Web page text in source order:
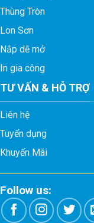
Thùng Tròn
Lon Sơn
Nắp dễ mở
In gia công
TƯ VẤN & HỖ TRỢ
Liên hệ
Tuyển dụng
Khuyến Mãi
Follow us: